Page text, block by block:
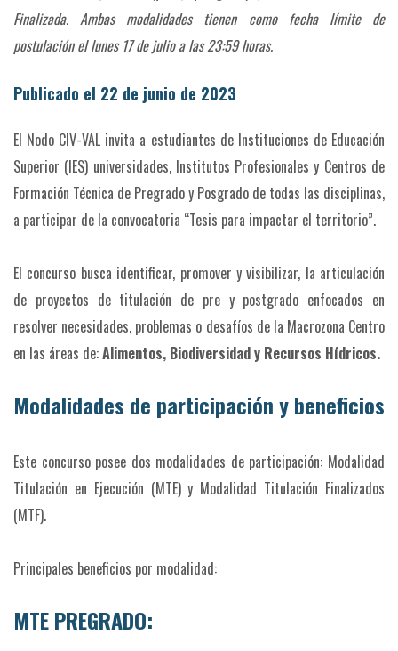
Finalizada. Ambas modalidades tienen como fecha límite de
postulación el lunes 17 de julio a las 23:59 horas.
Publicado el 22 de junio de 2023
El Nodo CIV-VAL invita a estudiantes de Instituciones de Educación
Superior (IES) universidades, Institutos Profesionales y Centros de
Formación Técnica de Pregrado y Posgrado de todas las disciplinas,
a participar de la convocatoria “Tesis para impactar el territorio”.
El concurso busca identificar, promover y visibilizar, la articulación
de proyectos de titulación de pre y postgrado enfocados en
resolver necesidades, problemas o desafíos de la Macrozona Centro
en las áreas de:Alimentos, Biodiversidad y Recursos Hídricos.
Modalidades de participación y beneficios
Este concurso posee dos modalidades de participación: Modalidad
Titulación en Ejecución (MTE) y Modalidad Titulación Finalizados
(MTF).
Principales beneficios por modalidad:
MTE PREGRADO: